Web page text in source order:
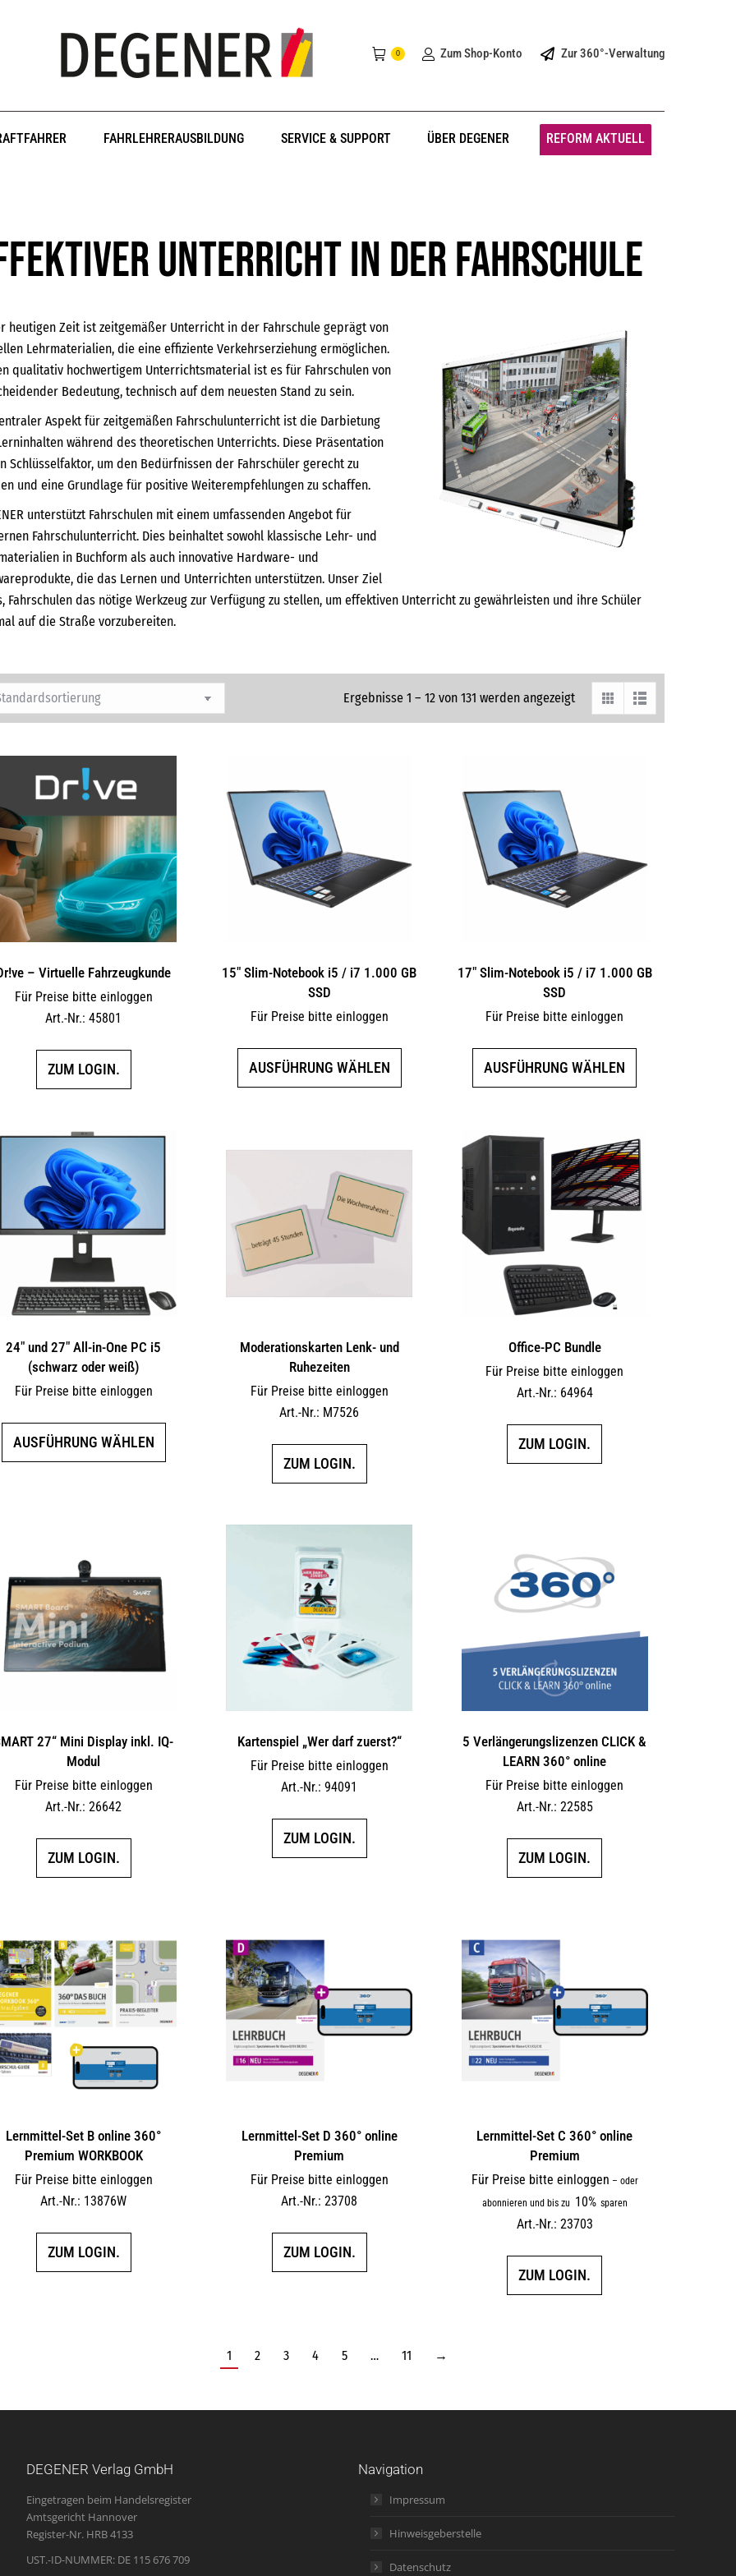
0 Zum Shop-Konto Zur 360°-Verwaltung
FAHRLEHRERAUSBILDUNG SERVICE & SUPPORT ÜBER DEGENER REFORM AKTUELL
Unterricht in der Fahrschule
heutigen Zeit ist zeitgemäßer Unterricht in der Fahrschule geprägt von
Lehrmaterialien, die eine effiziente Verkehrserziehung ermöglichen.
qualitativ hochwertigem Unterrichtsmaterial ist es für Fahrschulen von
Bedeutung, technisch auf dem neuesten Stand zu sein.
Aspekt für zeitgemäßen Fahrschulunterricht ist die Darbietung
während des theoretischen Unterrichts. Diese Präsentation
Schlüsselfaktor, um den Bedürfnissen der Fahrschüler gerecht zu
und eine Grundlage für positive Weiterempfehlungen zu schaffen.
unterstützt Fahrschulen mit einem umfassenden Angebot für
Fahrschulunterricht. Dies beinhaltet sowohl klassische Lehr- und
in Buchform als auch innovative Hardware- und
die das Lernen und Unterrichten unterstützen. Unser Ziel
Fahrschulen das nötige Werkzeug zur Verfügung zu stellen, um effektiven Unterricht zu gewährleisten und ihre Schüler
auf die Straße vorzubereiten.
Ergebnisse 1 – 12 von 131 werden angezeigt
– Virtuelle Fahrzeugkunde
Für Preise bitte einloggen
Art.-Nr.: 45801
ZUM LOGIN.
15″ Slim-Notebook i5 / i7 1.000 GB
SSD
Für Preise bitte einloggen
AUSFÜHRUNG WÄHLEN
Die
Optionen
17″ Slim-Notebook i5 / i7 1.000 GB
SSD
Für Preise bitte einloggen
AUSFÜHRUNG WÄHLEN
Varianten
auf.
Die
Optionen
24″ und 27″ All-in-One PC i5
(schwarz oder weiß)
Für Preise bitte einloggen
AUSFÜHRUNG WÄHLEN
der
Produktseite
Moderationskarten Lenk- und
Ruhezeiten
Für Preise bitte einloggen
Art.-Nr.: M7526
ZUM LOGIN.
Office-PC Bundle
Für Preise bitte einloggen
Art.-Nr.: 64964
ZUM LOGIN.
27“ Mini Display inkl. IQ-
Modul
Für Preise bitte einloggen
Art.-Nr.: 26642
ZUM LOGIN.
Kartenspiel „Wer darf zuerst?“
Für Preise bitte einloggen
Art.-Nr.: 94091
ZUM LOGIN.
5 Verlängerungs­lizenzen CLICK &
LEARN 360° online
Für Preise bitte einloggen
Art.-Nr.: 22585
ZUM LOGIN.
Lernmittel-Set B online 360°
Premium WORKBOOK
Für Preise bitte einloggen
Art.-Nr.: 13876W
ZUM LOGIN.
Lernmittel-Set D 360° online
Premium
Für Preise bitte einloggen
Art.-Nr.: 23708
ZUM LOGIN.
Lernmittel-Set C 360° online
Premium
Für Preise bitte einloggen – oder
abonnieren und bis zu 10% sparen
Art.-Nr.: 23703
ZUM LOGIN.
1 2 3 4 5 … 11 →
DEGENER Verlag GmbH
Eingetragen beim Handelsregister
Amtsgericht Hannover
Register-Nr. HRB 4133
UST.-ID-NUMMER: DE 115 676 709
Navigation
Impressum
Hinweisgeberstelle
Datenschutz